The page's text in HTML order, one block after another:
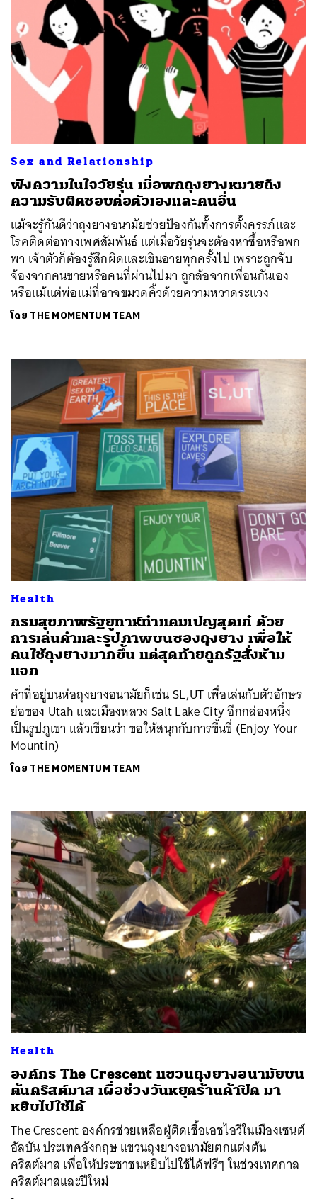
Sex and Relationship
ฟังความในใจวัยรุ่น เมื่อพกถุงยางหมายถึง
ความรับผิดชอบต่อตัวเองและคนอื่น
แม้จะรู้กันดีว่าถุงยางอนามัยช่วยป้องกันทั้งการตั้งครรภ์และ
โรคติดต่อทางเพศสัมพันธ์ แต่เมื่อวัยรุ่นจะต้องหาซื้อหรือพก
พา เจ้าตัวก็ต้องรู้สึกผิดและเขินอายทุกครั้งไป เพราะถูกจับ
จ้องจากคนขายหรือคนที่ผ่านไปมา ถูกล้อจากเพื่อนกันเอง
หรือแม้แต่พ่อแม่ที่อาจขมวดคิ้วด้วยความหวาดระแวง
โดย THE MOMENTUM TEAM
Health
กรมสุขภาพรัฐยูทาห์ทำแคมเปญสุดเก๋ ด้วย
การเล่นคำและรูปภาพบนซองถุงยาง เพื่อให้
คนใช้ถุงยางมากขึ้น แต่สุดท้ายถูกรัฐสั่งห้าม
แจก
คำที่อยู่บนห่อถุงยางอนามัยก็เช่น SL,UT เพื่อเล่นกับตัวอักษร
ย่อของ Utah และเมืองหลวง Salt Lake City อีกกล่องหนึ่ง
เป็นรูปภูเขา แล้วเขียนว่า ขอให้สนุกกับการขึ้นขี่ (Enjoy Your
Mountin)
โดย THE MOMENTUM TEAM
Health
องค์กร The Crescent แขวนถุงยางอนามัยบน
ต้นคริสต์มาส เผื่อช่วงวันหยุดร้านค้าปิด มา
หยิบไปใช้ได้
The Crescent องค์กรช่วยเหลือผู้ติดเชื้อเอชไอวีในเมืองเซนต์
อัลบัน ประเทศอังกฤษ แขวนถุงยางอนามัยตกแต่งต้น
คริสต์มาส เพื่อให้ประชาชนหยิบไปใช้ได้ฟรีๆ ในช่วงเทศกาล
คริสต์มาสและปีใหม่